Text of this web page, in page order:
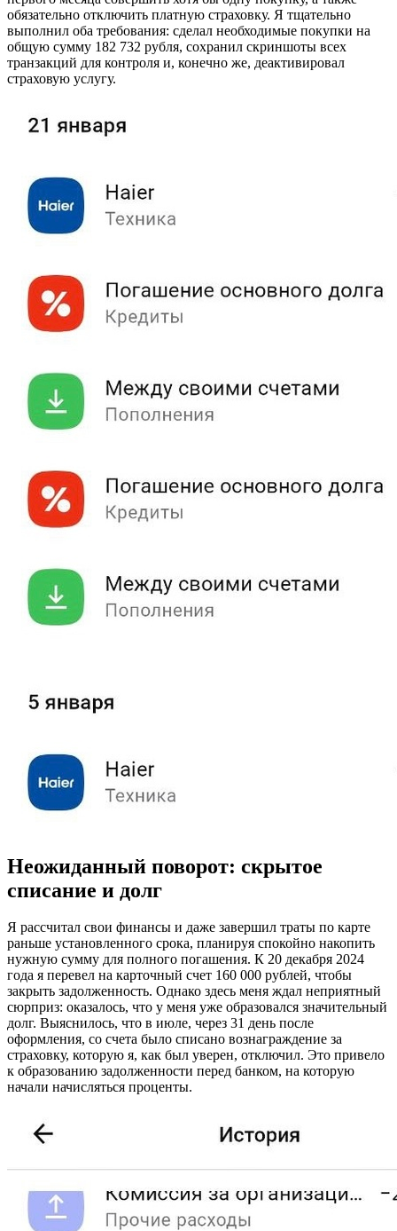
обязательно отключить платную страховку. Я тщательно
выполнил оба требования: сделал необходимые покупки на
общую сумму 182 732 рубля, сохранил скриншоты всех
транзакций для контроля и, конечно же, деактивировал
страховую услугу.
Неожиданный поворот: скрытое
списание и долг
Я рассчитал свои финансы и даже завершил траты по карте
раньше установленного срока, планируя спокойно накопить
нужную сумму для полного погашения. К 20 декабря 2024
года я перевел на карточный счет 160 000 рублей, чтобы
закрыть задолженность. Однако здесь меня ждал неприятный
сюрприз: оказалось, что у меня уже образовался значительный
долг. Выяснилось, что в июле, через 31 день после
оформления, со счета было списано вознаграждение за
страховку, которую я, как был уверен, отключил. Это привело
к образованию задолженности перед банком, на которую
начали начисляться проценты.